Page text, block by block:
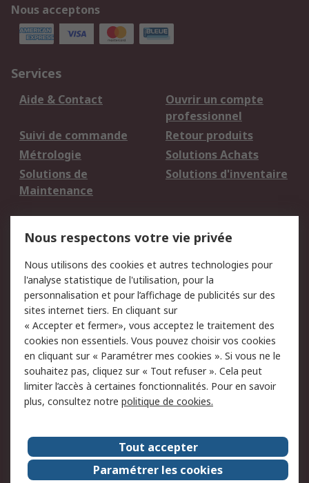
Nous acceptons
Services
Aide & Contact
Ouvrir un compte
professionnel
Suivi de commande
Retour produits
Métrologie
Solutions Achats
Solutions de
Maintenance
Solutions d'inventaire
du site
Politique de protection
des données - Mise à
jour
Sécurité des E-mails
Conditions générales
de vente
Politique anti-
corruption
Campagnes marketing
A propos de RS
A propos de RS France
Evénements
Le groupe RS Group Plc
Presse
RS dans le monde
Démarche RSE
Nous respectons votre vie privée
Nous utilisons des cookies et autres technologies pour
l'analyse statistique de l'utilisation, pour la
personnalisation et pour l’affichage de publicités sur des
sites internet tiers. En cliquant sur
« Accepter et fermer», vous acceptez le traitement des
cookies non essentiels. Vous pouvez choisir vos cookies
en cliquant sur « Paramétrer mes cookies ». Si vous ne le
souhaitez pas, cliquez sur « Tout refuser ». Cela peut
limiter l’accès à certaines fonctionnalités. Pour en savoir
plus, consultez notre politique de cookies.
Tout accepter
Paramétrer les cookies